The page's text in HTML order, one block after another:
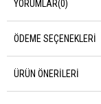
YORUMLAR(0)
ÖDEME SEÇENEKLERI
ÜRÜN ÖNERILERI